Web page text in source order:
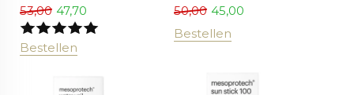
53,00 47,70
Bestellen
50,00 45,00
Bestellen